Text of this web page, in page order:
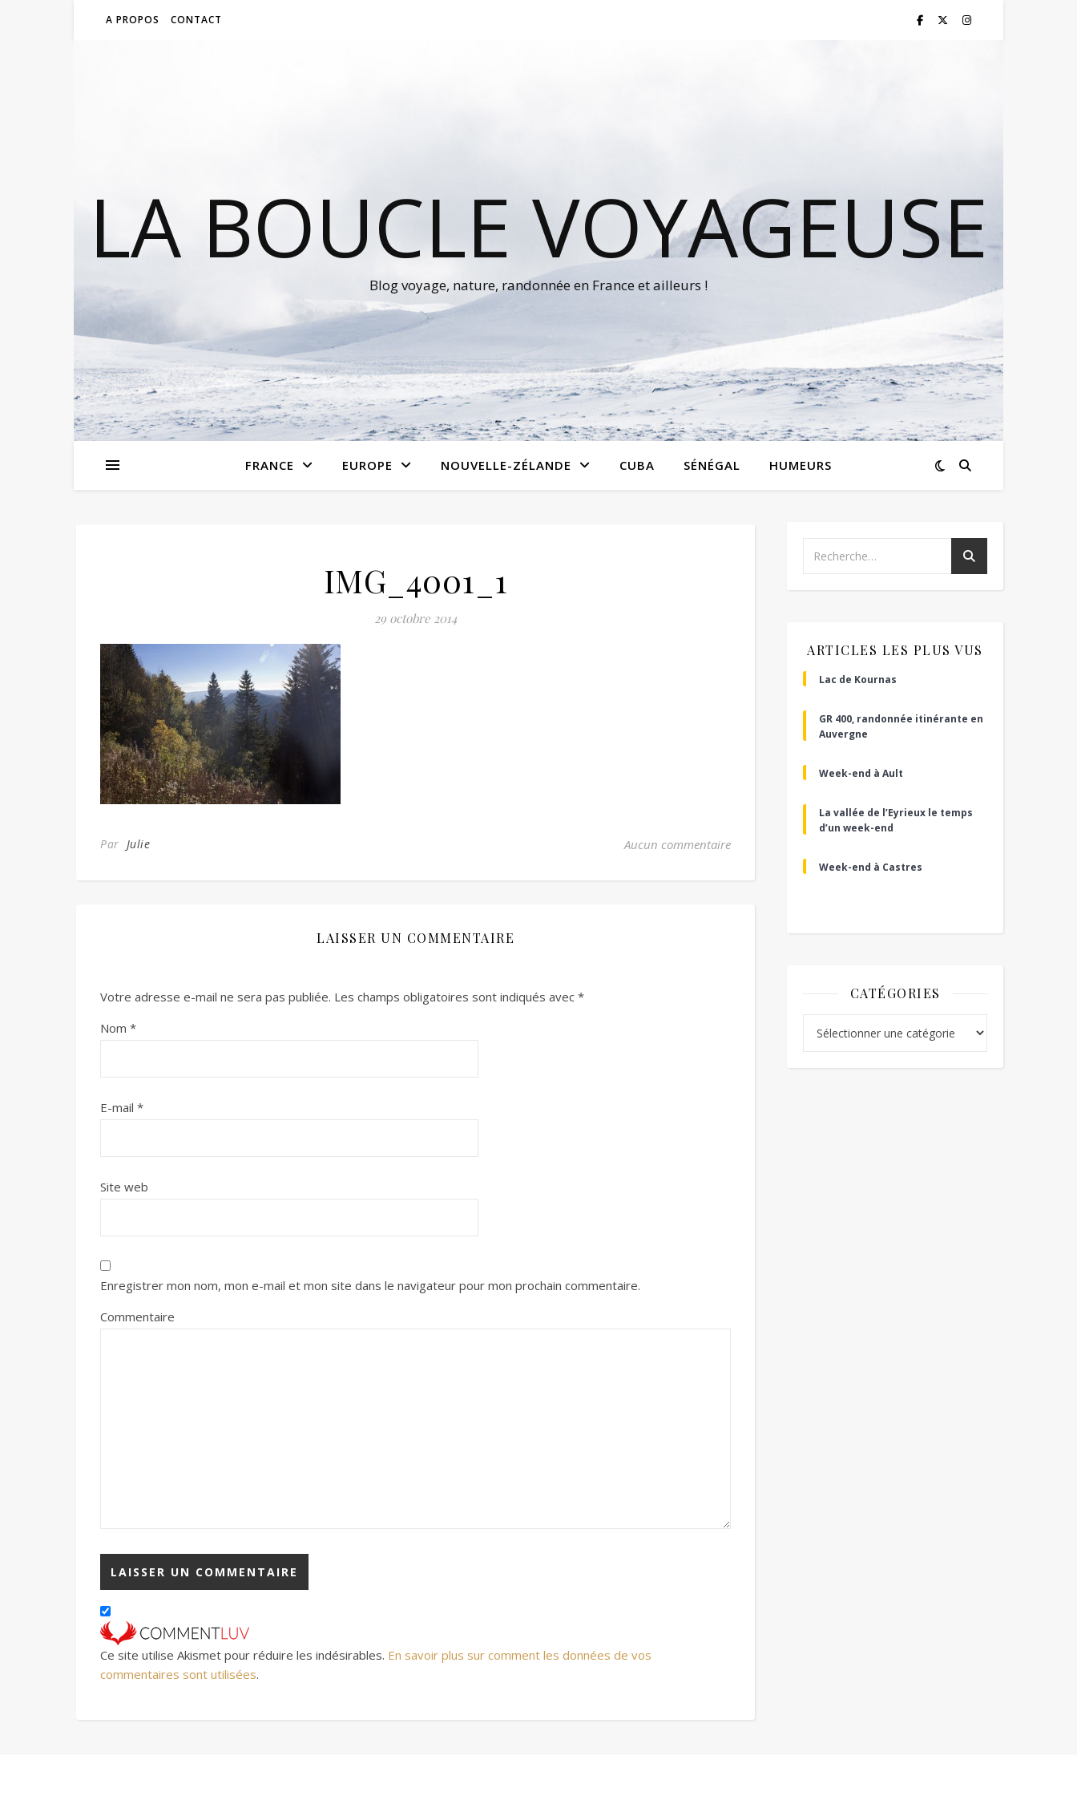
A PROPOS CONTACT
LA BOUCLE VOYAGEUSE
Blog voyage, nature, randonnée en France et ailleurs !
FRANCE EUROPE NOUVELLE-ZÉLANDE CUBA SÉNÉGAL HUMEURS
IMG_4001_1
29 octobre 2014
Par Julie Aucun commentaire
LAISSER UN COMMENTAIRE
Votre adresse e-mail ne sera pas publiée. Les champs obligatoires sont indiqués avec *
Nom *
E-mail *
Site web
Enregistrer mon nom, mon e-mail et mon site dans le navigateur pour mon prochain commentaire.
Commentaire
Ce site utilise Akismet pour réduire les indésirables. En savoir plus sur comment les données de vos
commentaires sont utilisées.
ARTICLES LES PLUS VUS
Lac de Kournas
GR 400, randonnée itinérante en
Auvergne
Week-end à Ault
La vallée de l’Eyrieux le temps
d’un week-end
Week-end à Castres
CATÉGORIES